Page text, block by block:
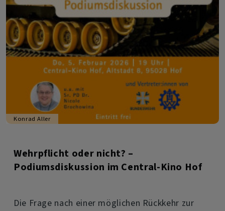
Konrad Aller
Wehrpflicht oder nicht? –
Podiumsdiskussion im Central-Kino Hof
Die Frage nach einer möglichen Rückkehr zur